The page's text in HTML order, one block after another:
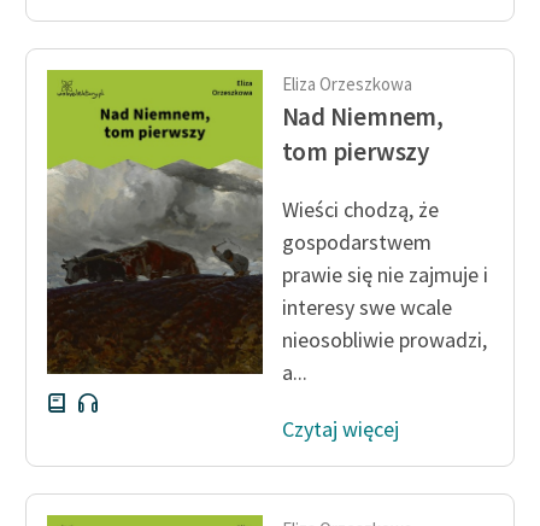
Popularyzacja
skandynawskiej literatury
feministycznej
Ręce pełne poezji
Kolekcje edukacyjne
twórców przechodzących
do domeny publicznej,
lektur szkolnych oraz
Starego Testamentu
Odkurzamy bohaterów
Szkoła Poezji Wolnych
Lektur
O nas
Kontakt
Eliza Orzeszkowa
Nad Niemnem,
tom pierwszy
Wieści chodzą, że
gospodarstwem
prawie się nie zajmuje i
interesy swe wcale
nieosobliwie prowadzi,
a...
Czytaj więcej